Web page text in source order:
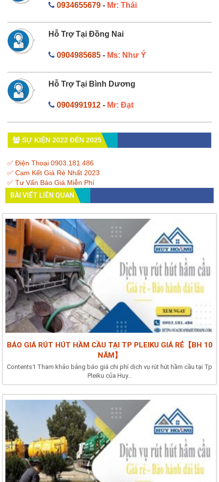
0934655679- Mr: Thái
Hỗ Trợ Tại Đồng Nai
0904985685- Ms: Như Ý
Hỗ Trợ Tại Bình Dương
0904991912- Mr: Đạt
SỰ KIỆN 2022 ĐẾN 2025
✅ Điện Thoại 0903.181.486
✅ Cam Kết Giá Rẻ Nhất 2023
✅ Tư Vấn Báo Giá Miễn Phí
BÀI VIẾT LIÊN QUAN
BÁO GIÁ RÚT HÚT HẦM CẦU TẠI TP PLEIKU GIÁ RẺ【BH 10
NĂM】
Contents1 Tham khảo bảng báo giá chi phí dịch vụ rút hút hầm cầu tại Tp
Pleiku của Huy...